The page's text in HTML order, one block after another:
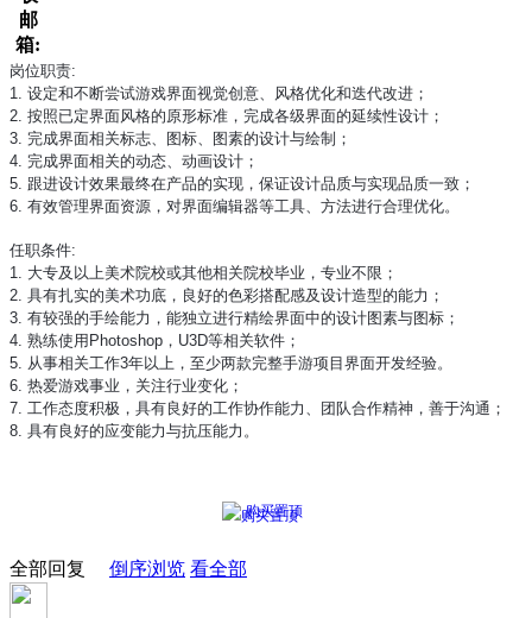
邮
箱:
岗位职责:
1. 设定和不断尝试游戏界面视觉创意、风格优化和迭代改进；
2. 按照已定界面风格的原形标准，完成各级界面的延续性设计；
3. 完成界面相关标志、图标、图素的设计与绘制；
4. 完成界面相关的动态、动画设计；
5. 跟进设计效果最终在产品的实现，保证设计品质与实现品质一致；
6. 有效管理界面资源，对界面编辑器等工具、方法进行合理优化。
任职条件:
1. 大专及以上美术院校或其他相关院校毕业，专业不限；
2. 具有扎实的美术功底，良好的色彩搭配感及设计造型的能力；
3. 有较强的手绘能力，能独立进行精绘界面中的设计图素与图标；
4. 熟练使用Photoshop，U3D等相关软件；
5. 从事相关工作3年以上，至少两款完整手游项目界面开发经验。
6. 热爱游戏事业，关注行业变化；
7. 工作态度积极，具有良好的工作协作能力、团队合作精神，善于沟通；
8. 具有良好的应变能力与抗压能力。
购买置顶
全部回复 倒序浏览 看全部